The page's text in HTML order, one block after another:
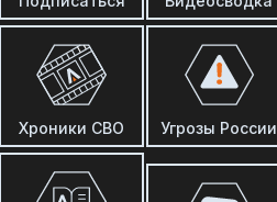
Хроники СВО Угрозы России